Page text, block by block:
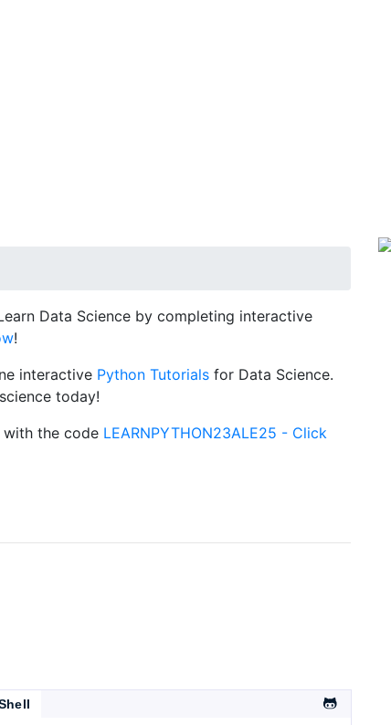
Data Science by completing interactive
!
interactive Python Tutorials for Data Science.
today!
with the code LEARNPYTHON23ALE25 - Click